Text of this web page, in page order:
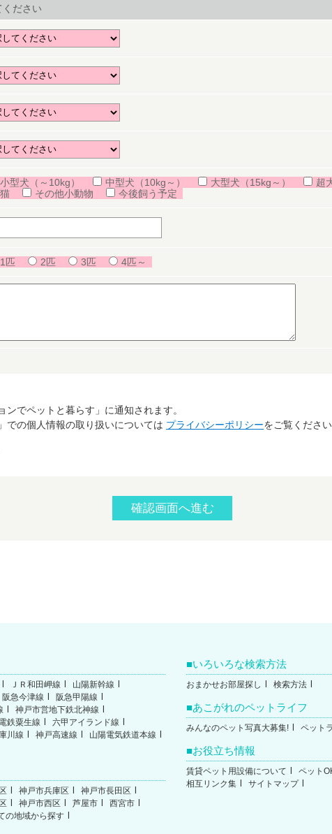
ださい
小型犬（～10kg） 中型犬（10kg～） 大型犬（15kg～）
超
猫
その他小動物 今後飼う予定
1匹 2匹 3匹 4匹～
でペットと暮らす」に通知されます。
での個人情報の取り扱いについては プライバシーポリシーをご覧くださ
ＪＲ和田岬線
山陽新幹線
阪急今津線
阪急甲陽線
神戸市営地下鉄北神線
鉄粟生線
六甲アイランド線
川線 神戸高速線
山陽電気鉄道本線
神戸市兵庫区
神戸市長田区
神戸市西区 芦屋市
西宮市
の地域から探す
いろいろな検索方法
おまかせお部屋探し 検索方法
あこがれのペットライフ
みんなのペット写真大募集! ペット
お役立ち情報
賃貸ペット用設備について
ペット
相互リンク集
サイトマップ